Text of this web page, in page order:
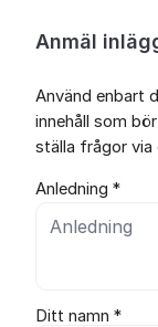
Anmäl
Använd enbart
innehåll som
ställa frågor
Anledning *
Ditt namn *